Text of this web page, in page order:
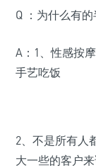
Q ：为什么有
A：1、性感按
手艺吃饭
2、不是所有人
大一些的客户